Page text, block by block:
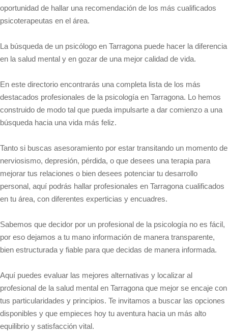
oportunidad de hallar una recomendación de los más cualificados
psicoterapeutas en el área.
La búsqueda de un psicólogo en Tarragona puede hacer la diferencia
en la salud mental y en gozar de una mejor calidad de vida.
En este directorio encontrarás una completa lista de los más
destacados profesionales de la psicología en Tarragona. Lo hemos
construido de modo tal que pueda impulsarte a dar comienzo a una
búsqueda hacia una vida más feliz.
Tanto si buscas asesoramiento por estar transitando un momento de
nerviosismo, depresión, pérdida, o que desees una terapia para
mejorar tus relaciones o bien desees potenciar tu desarrollo
personal, aquí podrás hallar profesionales en Tarragona cualificados
en tu área, con diferentes experticias y encuadres.
Sabemos que decidor por un profesional de la psicología no es fácil,
por eso dejamos a tu mano información de manera transparente,
bien estructurada y fiable para que decidas de manera informada.
Aquí puedes evaluar las mejores alternativas y localizar al
profesional de la salud mental en Tarragona que mejor se encaje con
tus particularidades y principios. Te invitamos a buscar las opciones
disponibles y que empieces hoy tu aventura hacia un más alto
equilibrio y satisfacción vital.